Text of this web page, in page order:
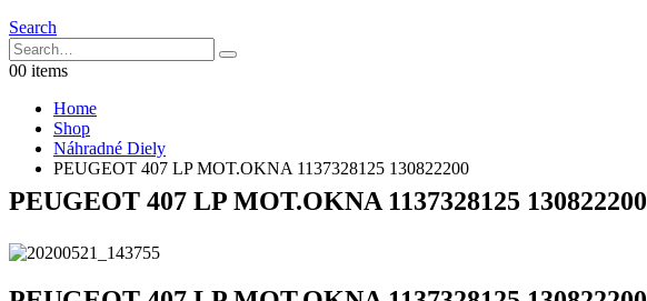
Search
00 items
Home
Shop
Náhradné Diely
PEUGEOT 407 LP MOT.OKNA 1137328125 130822200
PEUGEOT 407 LP MOT.OKNA 1137328125 130822200